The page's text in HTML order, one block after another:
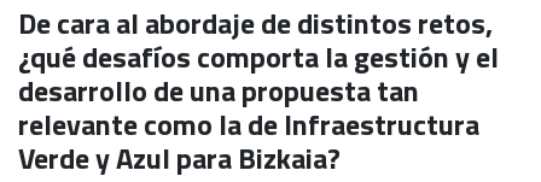
De cara al abordaje de distintos retos,
¿qué desafíos comporta la gestión y el
desarrollo de una propuesta tan
relevante como la de Infraestructura
Verde y Azul para Bizkaia?